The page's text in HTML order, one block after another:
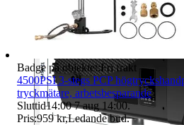
Badge på objektet:Fri frakt
4500PSI 3-stegs PCP
tryckmätare, arbetsbesparande
Sluttid14:00 7 aug 14:00.
Pris:959 kr,Ledande bud.